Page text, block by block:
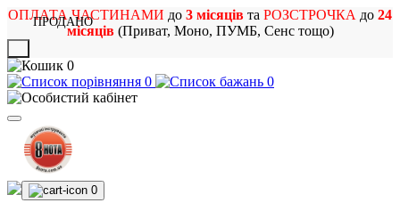
ОПЛАТА ЧАСТИНАМИ до 3 місяців та РОЗСТРОЧКА до 24
місяців(Приват, Моно, ПУМБ, Сенс тощо)
0
0
0
0
ПРОДАНО